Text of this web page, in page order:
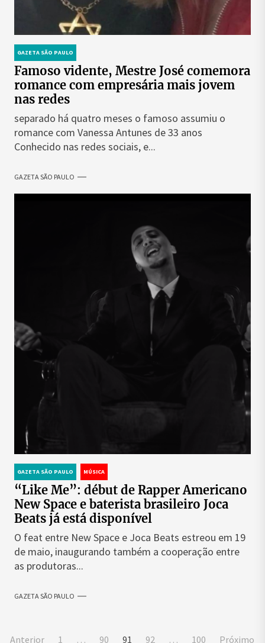
GAZETA SÃO PAULO
Famoso vidente, Mestre José comemora
romance com empresária mais jovem
nas redes
separado há quatro meses o famoso assumiu o
romance com Vanessa Antunes de 33 anos
Conhecido nas redes sociais, e...
GAZETA SÃO PAULO
GAZETA SÃO PAULO MÚSICA
“Like Me”: début de Rapper Americano
New Space e baterista brasileiro Joca
Beats já está disponível
O feat entre New Space e Joca Beats estreou em 19
de maio, inaugurando também a cooperação entre
as produtoras...
GAZETA SÃO PAULO
Anterior 1 … 90 91 92 … 100 Próximo